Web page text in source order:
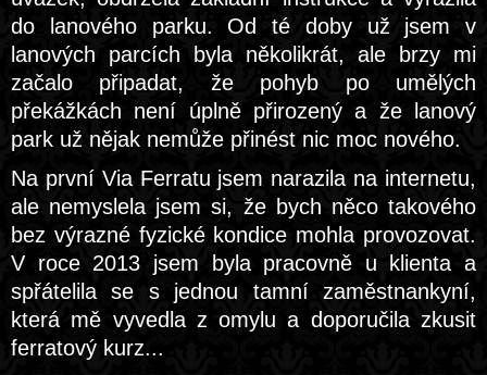
do lanového parku. Od té doby už jsem v
lanových parcích byla několikrát, ale brzy mi
začalo připadat, že pohyb po umělých
překážkách není úplně přirozený a že lanový
park už nějak nemůže přinést nic moc nového.
Na první Via Ferratu jsem narazila na internetu,
ale nemyslela jsem si, že bych něco takového
bez výrazné fyzické kondice mohla provozovat.
V roce 2013 jsem byla pracovně u klienta a
spřátelila se s jednou tamní zaměstnankyní,
která mě vyvedla z omylu a doporučila zkusit
ferratový kurz...